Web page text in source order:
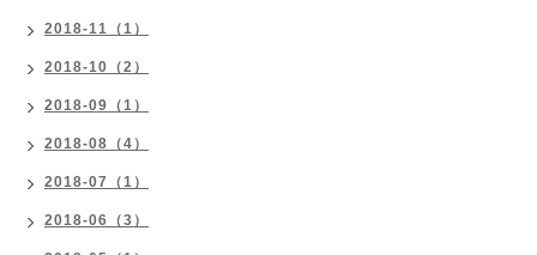
2018-11（1）
2018-10（2）
2018-09（1）
2018-08（4）
2018-07（1）
2018-06（3）